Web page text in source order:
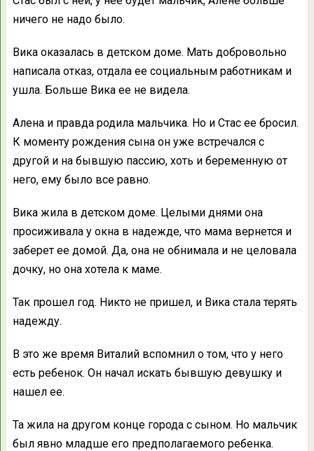
ничего не надо было.
Вика оказалась в детском доме. Мать добровольно
написала отказ, отдала ее социальным работникам и
ушла. Больше Вика ее не видела.
Алена и правда родила мальчика. Но и Стас ее бросил.
К моменту рождения сына он уже встречался с
другой и на бывшую пассию, хоть и беременную от
него, ему было все равно.
Вика жила в детском доме. Целыми днями она
просиживала у окна в надежде, что мама вернется и
заберет ее домой. Да, она не обнимала и не целовала
дочку, но она хотела к маме.
Так прошел год. Никто не пришел, и Вика стала терять
надежду.
В это же время Виталий вспомнил о том, что у него
есть ребенок. Он начал искать бывшую девушку и
нашел ее.
Та жила на другом конце города с сыном. Но мальчик
был явно младше его предполагаемого ребенка.